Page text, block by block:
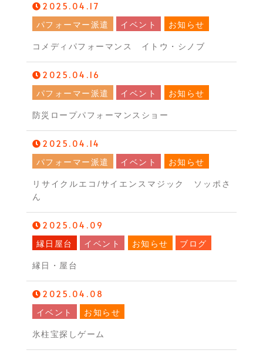
2025.04.17
パフォーマー派遣 イベント お知らせ
コメディパフォーマンス イトウ・シノブ
2025.04.16
パフォーマー派遣 イベント お知らせ
防災ロープパフォーマンスショー
2025.04.14
パフォーマー派遣 イベント お知らせ
リサイクルエコ/サイエンスマジック ソッポさ
ん
2025.04.09
縁日屋台 イベント お知らせ ブログ
縁日・屋台
2025.04.08
イベント お知らせ
氷柱宝探しゲーム